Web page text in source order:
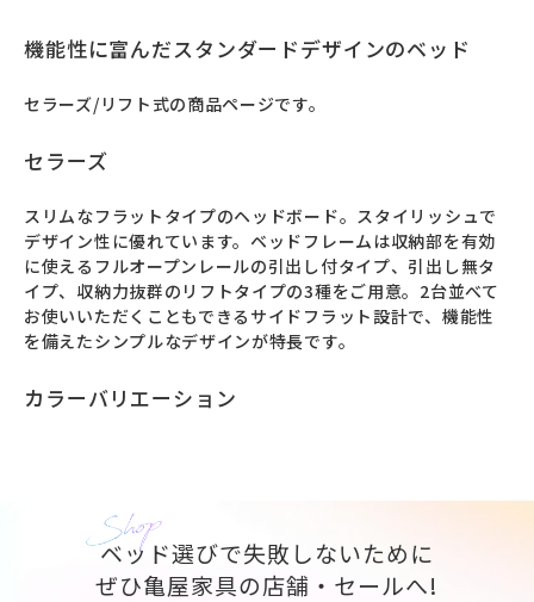
機能性に富んだスタンダードデザインのベッド
セラーズ/リフト式の商品ページです。
セラーズ
スリムなフラットタイプのヘッドボード。スタイリッシュで
デザイン性に優れています。ベッドフレームは収納部を有効
に使えるフルオープンレールの引出し付タイプ、引出し無タ
イプ、収納力抜群のリフトタイプの3種をご用意。2台並べて
お使いいただくこともできるサイドフラット設計で、機能性
を備えたシンプルなデザインが特長です。
カラーバリエーション
ベッド選びで失敗しないために
ぜひ亀屋家具の店舗・セールへ!